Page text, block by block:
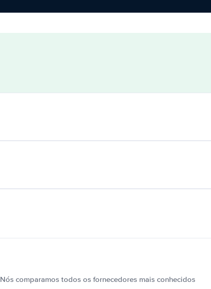
Nós comparamos todos os fornecedores mais conhecidos